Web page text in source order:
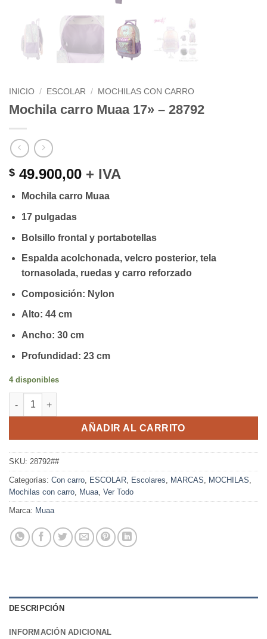
INICIO / ESCOLAR / MOCHILAS CON CARRO
Mochila carro Muaa 17» – 28792
$ 49.900,00 + IVA
Mochila carro Muaa
17 pulgadas
Bolsillo frontal y portabotellas
Espalda acolchonada, velcro posterior, tela
tornasolada, ruedas y carro reforzado
Composición: Nylon
Alto: 44 cm
Ancho: 30 cm
Profundidad: 23 cm
4 disponibles
Mochila carro Muaa 17'' - 28792 cantidad
AÑADIR AL CARRITO
SKU: 28792##
Categorías: Con carro, ESCOLAR, Escolares, MARCAS, MOCHILAS,
Mochilas con carro, Muaa, Ver Todo
Marca: Muaa
DESCRIPCIÓN
INFORMACIÓN ADICIONAL